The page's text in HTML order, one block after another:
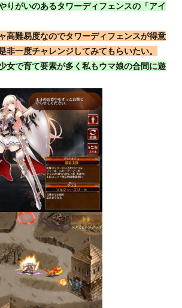
りがいのあるタワーディフェンスの「アイ
高難易度なのでタワーディフェンスが得意
非一度チャレンジしてみてもらいたい。
女で育て要素が多く私もウマ娘の合間に遊